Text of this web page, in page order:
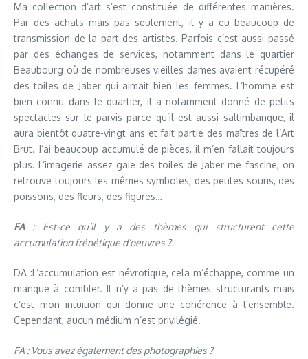
Ma collection d’art s’est constituée de différentes manières.
Par des achats mais pas seulement, il y a eu beaucoup de
transmission de la part des artistes. Parfois c’est aussi passé
par des échanges de services, notamment dans le quartier
Beaubourg où de nombreuses vieilles dames avaient récupéré
des toiles de Jaber qui aimait bien les femmes. L’homme est
bien connu dans le quartier, il a notamment donné de petits
spectacles sur le parvis parce qu’il est aussi saltimbanque, il
aura bientôt quatre-vingt ans et fait partie des maîtres de l’Art
Brut. J’ai beaucoup accumulé de pièces, il m’en fallait toujours
plus. L’imagerie assez gaie des toiles de Jaber me fascine, on
retrouve toujours les mêmes symboles, des petites souris, des
poissons, des fleurs, des figures…
FA: Est-ce qu’il y a des thèmes qui structurent cette
accumulation frénétique d’oeuvres ?
DA :L’accumulation est névrotique, cela m’échappe, comme un
manque à combler. Il n’y a pas de thèmes structurants mais
c’est mon intuition qui donne une cohérence à l’ensemble.
Cependant, aucun médium n’est privilégié.
FA : Vous avez également des photographies ?